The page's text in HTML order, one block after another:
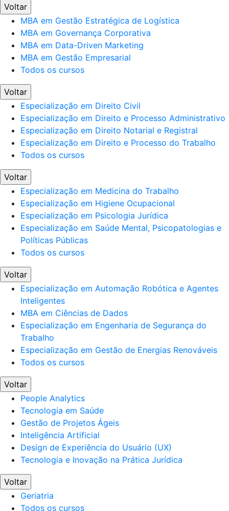
Voltar
MBA em Gestão Estratégica de Logística
MBA em Governança Corporativa
MBA em Data-Driven Marketing
MBA em Gestão Empresarial
Todos os cursos
Voltar
Especialização em Direito Civil
Especialização em Direito e Processo Administrativo
Especialização em Direito Notarial e Registral
Especialização em Direito e Processo do Trabalho
Todos os cursos
Voltar
Especialização em Medicina do Trabalho
Especialização em Higiene Ocupacional
Especialização em Psicologia Jurídica
Especialização em Saúde Mental, Psicopatologias e
Políticas Públicas
Todos os cursos
Voltar
Especialização em Automação Robótica e Agentes
Inteligentes
MBA em Ciências de Dados
Especialização em Engenharia de Segurança do
Trabalho
Especialização em Gestão de Energias Renováveis
Todos os cursos
Voltar
People Analytics
Tecnologia em Saúde
Gestão de Projetos Ágeis
Inteligência Artificial
Design de Experiência do Usuário (UX)
Tecnologia e Inovação na Prática Jurídica
Voltar
Geriatria
Todos os cursos